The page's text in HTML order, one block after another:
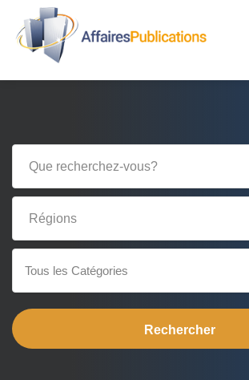
Tous les Catégories